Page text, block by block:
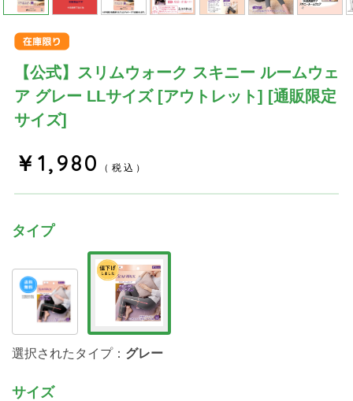
【公式】スリムウォーク スキニー ルームウェ
ア グレー LLサイズ [アウトレット] [通販限定
サイズ]
￥1,980 （税込）
タイプ
選択されたタイプ： グレー
サイズ